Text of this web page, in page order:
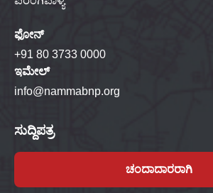
ಫೋನ್
+91 80 3733 0000
ಇಮೇಲ್
info@nammabnp.org
ಸುದ್ದಿಪತ್ರ
ಚಂದಾದಾರರಾಗಿ